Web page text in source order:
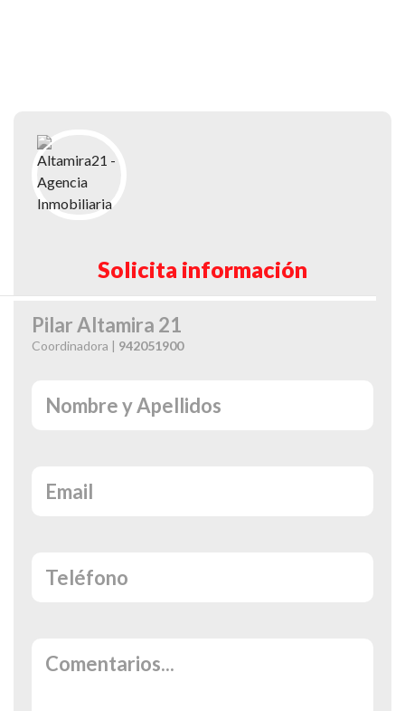
Solicita información
Pilar Altamira 21
Coordinadora | 942051900